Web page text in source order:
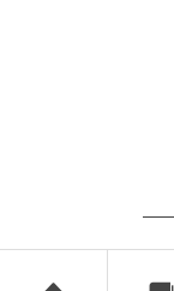
いきます。上半
ながら、課題を